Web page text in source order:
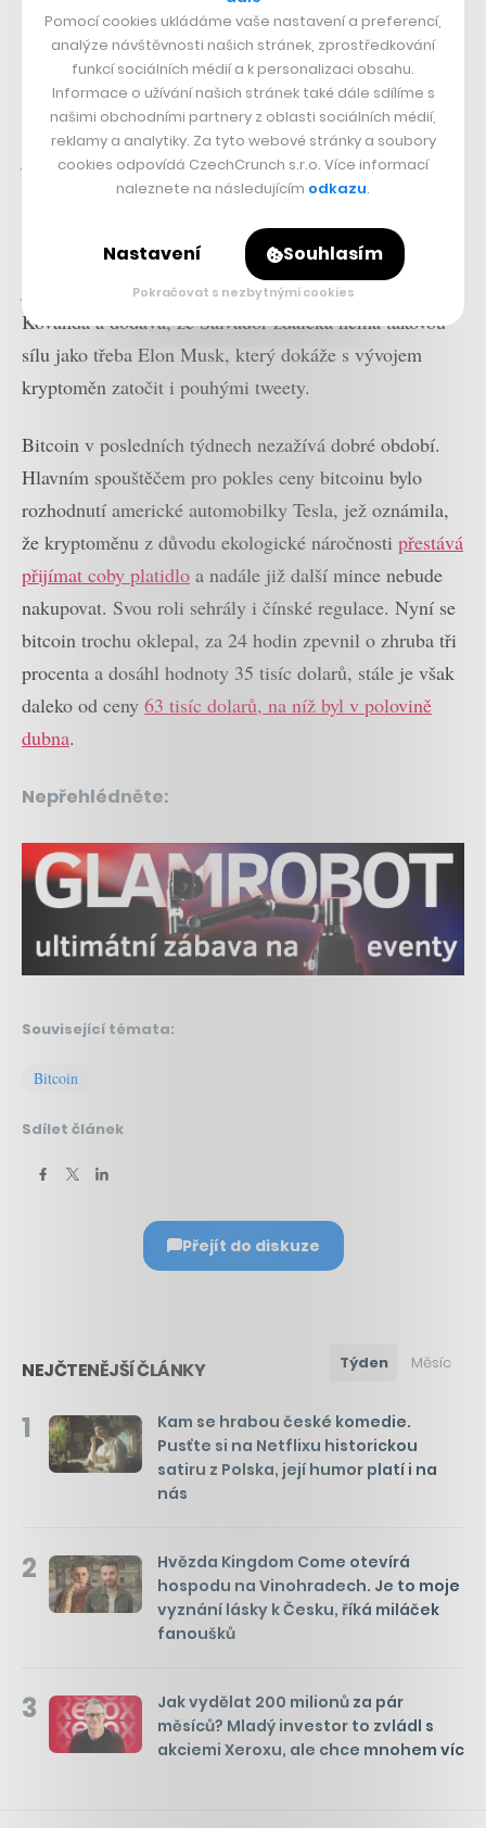
„Slabší reakce trhu na tak potenciálně přelomový krok
pramení z globální atmosféry, která nyní kryptoměny
obestírá. Tu určují zejména vlády a centrální banky
klíčových ekonomik, jako jsou USA nebo Čína. Ty v
současné době podnikají kroky směřující spíše k
potlačení než podpoře kryptoměn,“píše ekonom Lukáš
Kovanda a dodává, že Salvador zdaleka nemá takovou
sílu jako třeba Elon Musk, který dokáže s vývojem
kryptoměn zatočit i pouhými tweety.
Bitcoin v posledních týdnech nezažívá dobré období.
Hlavním spouštěčem pro pokles ceny bitcoinu bylo
rozhodnutí americké automobilky Tesla, jež oznámila,
že kryptoměnu z důvodu ekologické náročnosti přestává
přijímat coby platidlo a nadále již další mince nebude
nakupovat. Svou roli sehrály i čínské regulace. Nyní se
bitcoin trochu oklepal, za 24 hodin zpevnil o zhruba tři
procenta a dosáhl hodnoty 35 tisíc dolarů, stále je však
daleko od ceny 63 tisíc dolarů, na níž byl v polovině
dubna.
Nepřehlédněte:
Související témata:
Bitcoin
Sdílet článek
Přejít do diskuze
NEJČTENĚJŠÍ ČLÁNKY Týden Měsíc
1
Kam se hrabou české komedie.
Pusťte si na Netflixu historickou
satiru z Polska, její humor platí i na
nás
2
Hvězda Kingdom Come otevírá
hospodu na Vinohradech. Je to moje
vyznání lásky k Česku, říká miláček
fanoušků
3
Jak vydělat 200 milionů za pár
měsíců? Mladý investor to zvládl s
akciemi Xeroxu, ale chce mnohem víc
Pomocí cookies ukládáme vaše nastavení a preferencí,
analýze návštěvnosti našich stránek, zprostředkování
funkcí sociálních médií a k personalizaci obsahu.
Informace o užívání našich stránek také dále sdílíme s
našimi obchodními partnery z oblasti sociálních médií,
reklamy a analytiky. Za tyto webové stránky a soubory
cookies odpovídá CzechCrunch s.r.o. Více informací
naleznete na následujícím odkazu.
Nastavení Souhlasím
Pokračovat s nezbytnými cookies